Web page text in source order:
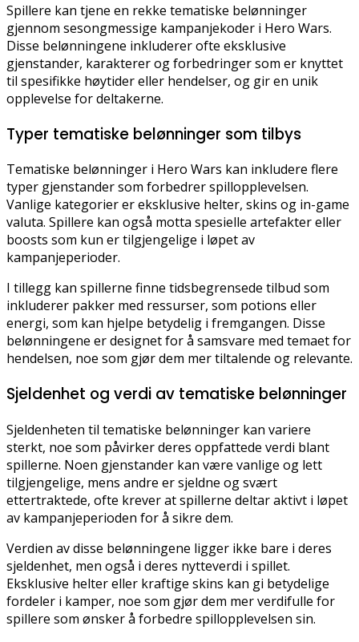
Spillere kan tjene en rekke tematiske belønninger
gjennom sesongmessige kampanjekoder i Hero Wars.
Disse belønningene inkluderer ofte eksklusive
gjenstander, karakterer og forbedringer som er knyttet
til spesifikke høytider eller hendelser, og gir en unik
opplevelse for deltakerne.
Typer tematiske belønninger som tilbys
Tematiske belønninger i Hero Wars kan inkludere flere
typer gjenstander som forbedrer spillopplevelsen.
Vanlige kategorier er eksklusive helter, skins og in-game
valuta. Spillere kan også motta spesielle artefakter eller
boosts som kun er tilgjengelige i løpet av
kampanjeperioder.
I tillegg kan spillerne finne tidsbegrensede tilbud som
inkluderer pakker med ressurser, som potions eller
energi, som kan hjelpe betydelig i fremgangen. Disse
belønningene er designet for å samsvare med temaet for
hendelsen, noe som gjør dem mer tiltalende og relevante.
Sjeldenhet og verdi av tematiske belønninger
Sjeldenheten til tematiske belønninger kan variere
sterkt, noe som påvirker deres oppfattede verdi blant
spillerne. Noen gjenstander kan være vanlige og lett
tilgjengelige, mens andre er sjeldne og svært
ettertraktede, ofte krever at spillerne deltar aktivt i løpet
av kampanjeperioden for å sikre dem.
Verdien av disse belønningene ligger ikke bare i deres
sjeldenhet, men også i deres nytteverdi i spillet.
Eksklusive helter eller kraftige skins kan gi betydelige
fordeler i kamper, noe som gjør dem mer verdifulle for
spillere som ønsker å forbedre spillopplevelsen sin.